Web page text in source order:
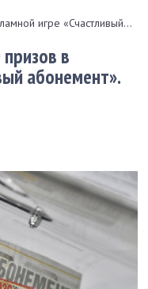
игре «Счастливый...
в
абонемент».